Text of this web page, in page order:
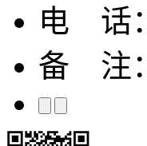
电 话：
备 注：